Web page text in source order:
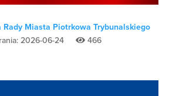
Rady Miasta Piotrkowa Trybunalskiego
2026-06-24
466